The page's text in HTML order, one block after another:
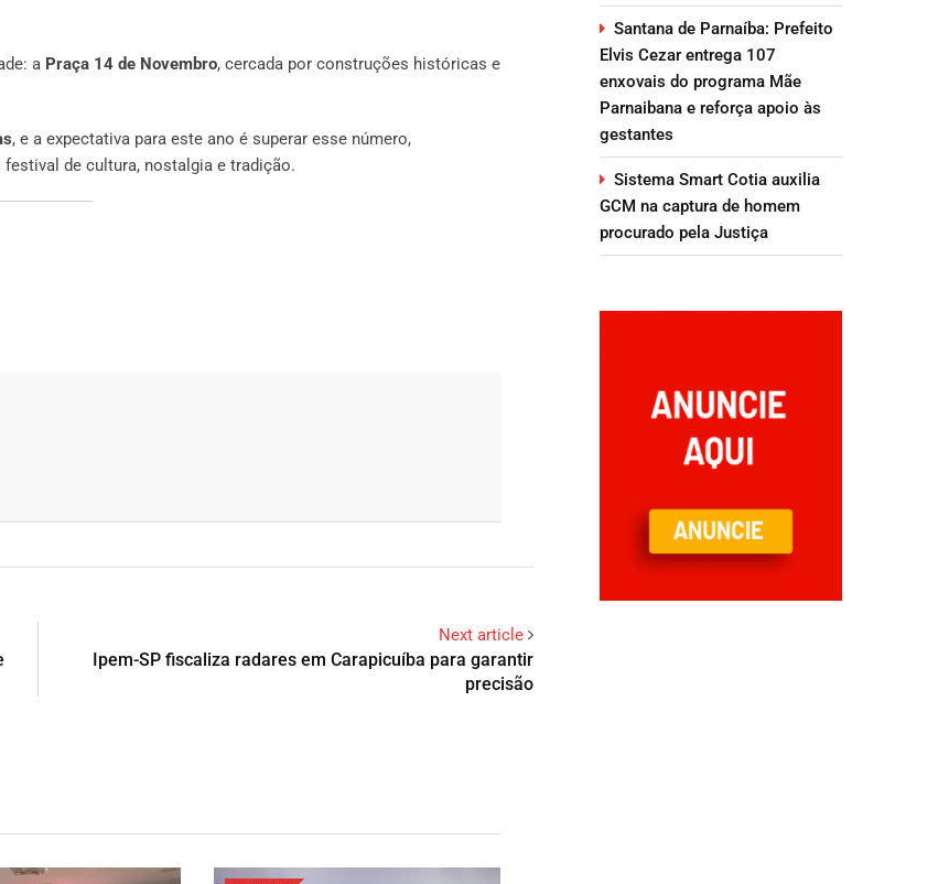
a Praça 14 de Novembro, cercada por construções históricas e
, e a expectativa para este ano é superar esse número,
de cultura, nostalgia e tradição.
Next article
Ipem-SP fiscaliza radares em Carapicuíba para garantir
precisão
Santana de Parnaíba: Prefeito
Elvis Cezar entrega 107
enxovais do programa Mãe
Parnaibana e reforça apoio às
gestantes
Sistema Smart Cotia auxilia
GCM na captura de homem
procurado pela Justiça